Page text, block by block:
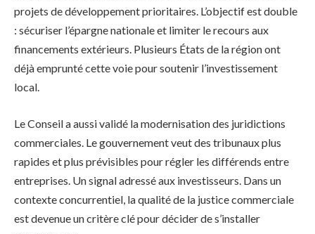
projets de développement prioritaires. L’objectif est double
: sécuriser l’épargne nationale et limiter le recours aux
financements extérieurs. Plusieurs États de la région ont
déjà emprunté cette voie pour soutenir l’investissement
local.
Le Conseil a aussi validé la modernisation des juridictions
commerciales. Le gouvernement veut des tribunaux plus
rapides et plus prévisibles pour régler les différends entre
entreprises. Un signal adressé aux investisseurs. Dans un
contexte concurrentiel, la qualité de la justice commerciale
est devenue un critère clé pour décider de s’installer